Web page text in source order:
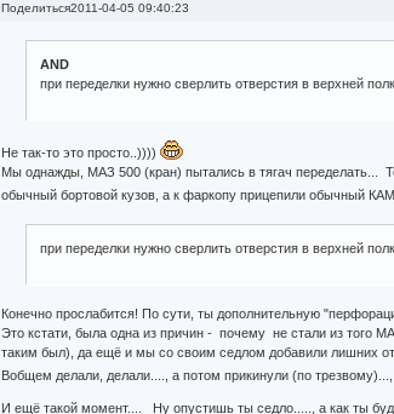
Поделиться2011-04-05 09:40:23
AND
при переделки нужно сверлить отверстия в верхней
Не так-то это просто..))))
Мы однажды, МАЗ 500 (кран) пытались в тягач переделать...
обычный бортовой кузов, а к фаркопу прицепили обычный
при переделки нужно сверлить отверстия в верхней
Конечно прослабится! По сути, ты дополнительную
Это кстати, была одна из причин - почему не стали из того
таким был), да ещё и мы со своим седлом добавили лишних
Вобщем делали, делали...., а потом прикинули (по
И ещё такой момент.... Ну опустишь ты седло....., а как ты